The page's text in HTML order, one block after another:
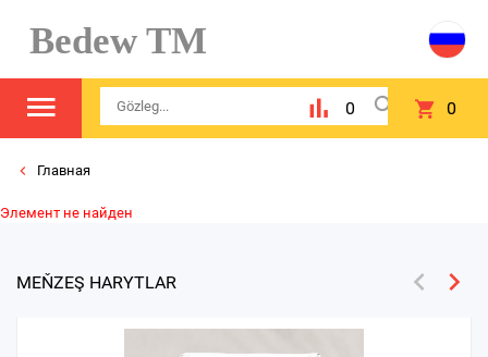
Bedew TM
0 0
Главная
Элемент не найден
MEŇZEŞ HARYTLAR